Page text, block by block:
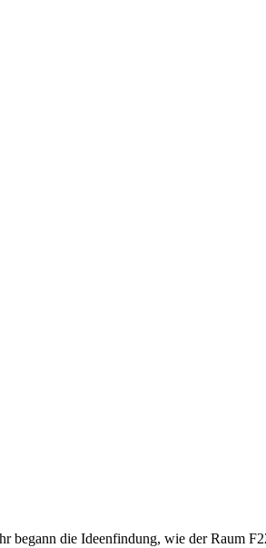
die Ideenfindung, wie der Raum